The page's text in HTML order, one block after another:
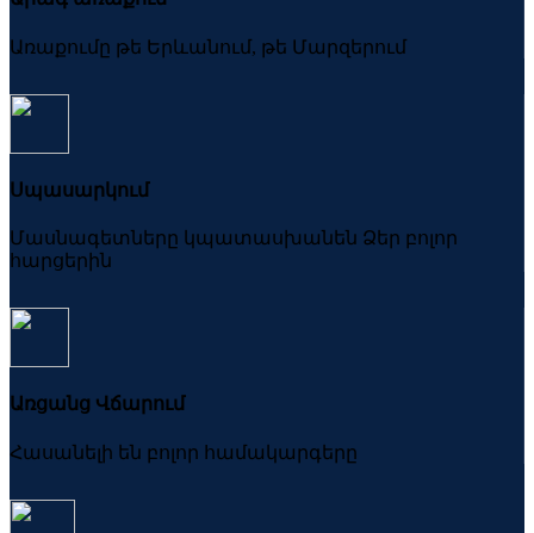
Առաքումը թե Երևանում, թե Մարզերում
Սպասարկում
Մասնագետները կպատասխանեն Ձեր բոլոր
հարցերին
Առցանց Վճարում
Հասանելի են բոլոր համակարգերը